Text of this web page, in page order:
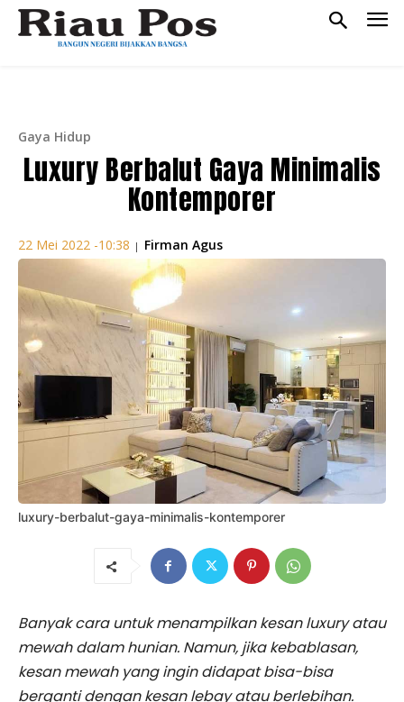
Gaya Hidup
Luxury Berbalut Gaya Minimalis
Kontemporer
22 Mei 2022 -10:38 | Firman Agus
luxury-berbalut-gaya-minimalis-kontemporer
Banyak cara untuk menampilkan kesan luxury atau
mewah dalam hunian. Namun, jika kebablasan,
kesan mewah yang ingin didapat bisa-bisa
berganti dengan kesan lebay atau berlebihan.